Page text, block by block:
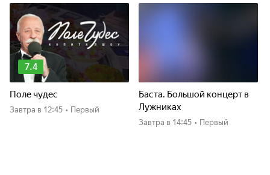
7.4
Поле чудес
Завтра в 12:45 • Первый
Баста. Большой концерт в
Лужниках
Завтра в 14:45 • Первый